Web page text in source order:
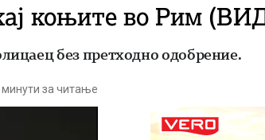
коњите во Рим
без претходно одобрение.
минути за читање